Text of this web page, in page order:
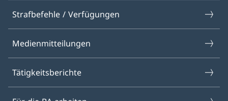
Strafbefehle / Verfügungen
Medienmitteilungen
Tätigkeitsberichte